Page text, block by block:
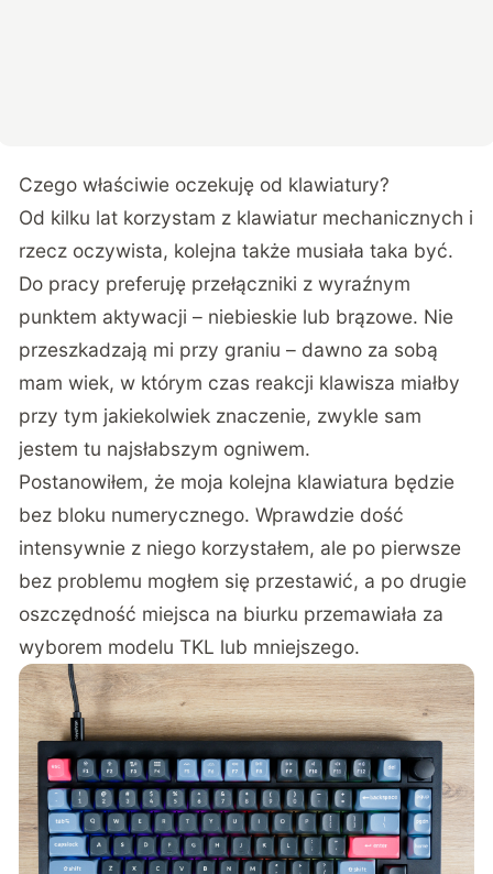
Czego właściwie oczekuję od klawiatury?
Od kilku lat korzystam z klawiatur mechanicznych i
rzecz oczywista, kolejna także musiała taka być.
Do pracy preferuję przełączniki z wyraźnym
punktem aktywacji – niebieskie lub brązowe. Nie
przeszkadzają mi przy graniu – dawno za sobą
mam wiek, w którym czas reakcji klawisza miałby
przy tym jakiekolwiek znaczenie, zwykle sam
jestem tu najsłabszym ogniwem.
Postanowiłem, że moja kolejna klawiatura będzie
bez bloku numerycznego. Wprawdzie dość
intensywnie z niego korzystałem, ale po pierwsze
bez problemu mogłem się przestawić, a po drugie
oszczędność miejsca na biurku przemawiała za
wyborem modelu TKL lub mniejszego.